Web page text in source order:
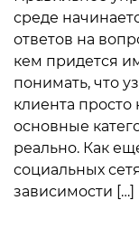
среде
ответов на
кем придется
понимать, что
клиента
основные
реально. Как
социальных
зависимости […]